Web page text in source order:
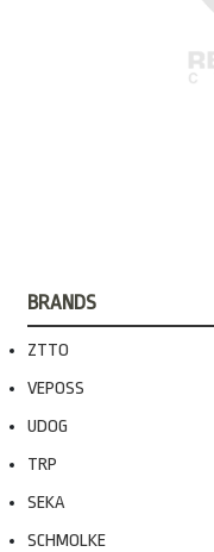
BRANDS
ZTTO
VEPOSS
UDOG
TRP
SEKA
SCHMOLKE